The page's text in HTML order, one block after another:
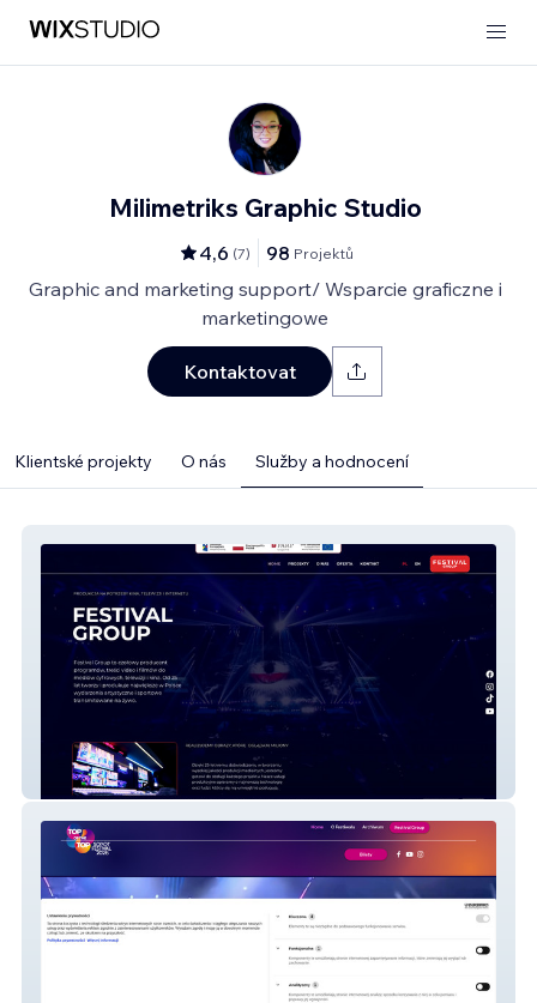
Milimetriks Graphic Studio
4,6 (7) 98 Projektů
Graphic and marketing support/ Wsparcie graficzne i
marketingowe
Kontaktovat
Klientské projekty O nás Služby a hodnocení
Festival Group